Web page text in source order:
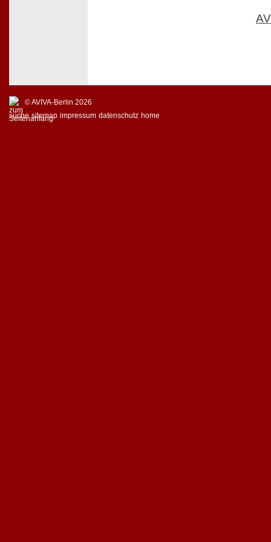
© AVIVA-Berlin 2026
suche sitemap impressum datenschutz home